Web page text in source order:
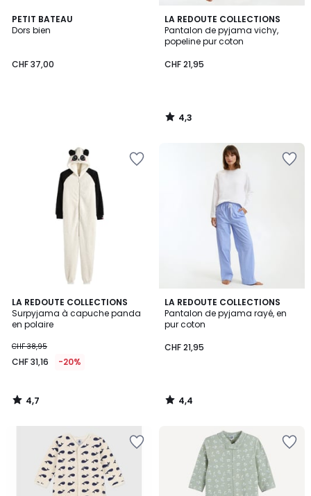
PETIT BATEAU
Dors bien
CHF 37,00
LA REDOUTE COLLECTIONS
Pantalon de pyjama vichy,
popeline pur coton
CHF 21,95
4,3
/ 5
4,3
/
LA REDOUTE COLLECTIONS
Surpyjama à capuche panda
en polaire
CHF 38,95
CHF 31,16 -20%
4,7
/ 5
4,7
/
LA REDOUTE COLLECTIONS
Pantalon de pyjama rayé, en
pur coton
CHF 21,95
4,4
/ 5
4,4
/